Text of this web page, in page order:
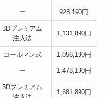
ー 928,190円
3Dプレミアム
注入法
1,131,890円
コールマン式 1,056,190円
ー 1,478,190円
3Dプレミアム
1,681,890円